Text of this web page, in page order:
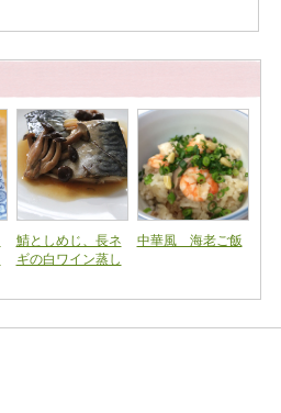
鯖としめじ、長ネ
ギの白ワイン蒸し
中華風 海老ご飯